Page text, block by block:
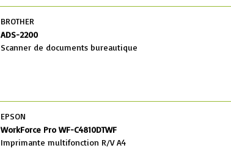
BROTHER
ADS-2200
Scanner de documents bureautique
EPSON
WorkForce Pro WF-C4810DTWF
Imprimante multifonction R/V A4